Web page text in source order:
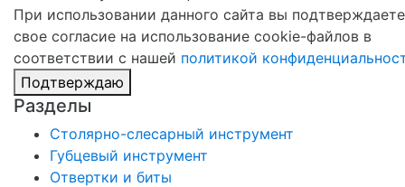
При использовании данного сайта вы подтверждаете
свое согласие на использование cookie-файлов в
соответствии с нашей политикой
Подтверждаю
Разделы
Столярно-слесарный инструмент
Губцевый инструмент
Отвертки и биты